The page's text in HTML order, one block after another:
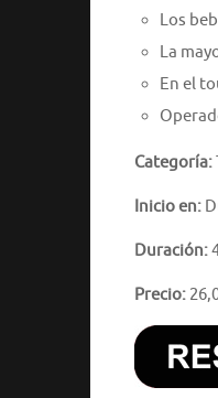
Los
La
En el
Categoría:
Inicio en:
Duración:
Precio: